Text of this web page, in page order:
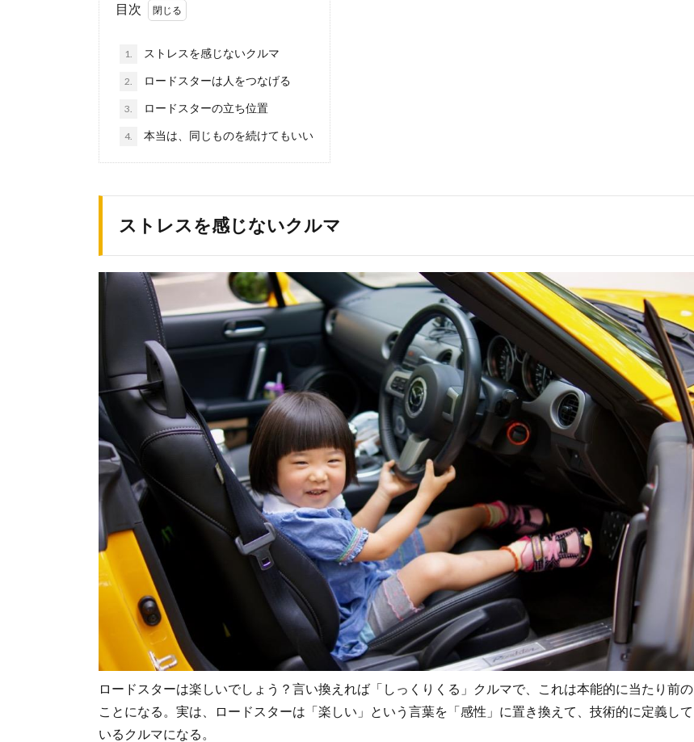
目次
1. ストレスを感じないクルマ
2. ロードスターは人をつなげる
3. ロードスターの立ち位置
4. 本当は、同じものを続けてもいい
ストレスを感じないクルマ
ロードスターは楽しいでしょう？言い換えれば「しっくりくる」クルマで、これは本能的に当たり前の
ことになる。実は、ロードスターは「楽しい」という言葉を「感性」に置き換えて、技術的に定義して
いるクルマになる。